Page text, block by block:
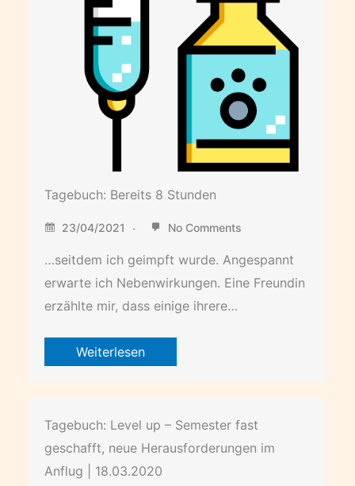
Tagebuch: Bereits 8 Stunden
23/04/2021 No Comments
…seitdem ich geimpft wurde. Angespannt
erwarte ich Nebenwirkungen. Eine Freundin
erzählte mir, dass einige ihrere…
Weiterlesen
Tagebuch: Level up – Semester fast
geschafft, neue Herausforderungen im
Anflug | 18.03.2020